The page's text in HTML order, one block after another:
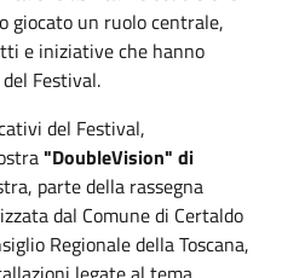
giocato un ruolo centrale,
e iniziative che hanno
Festival.
del Festival,
"DoubleVision" di
parte della rassegna
dal Comune di Certaldo
Regionale della Toscana,